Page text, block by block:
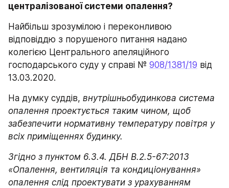
централізованої системи опалення?
Найбільш зрозумілою і переконливою
відповіддю з порушеного питання надано
колегією Центрального апеляційного
господарського суду у справі № 908/1381/19 від
13.03.2020.
На думку суддів, внутрішньобудинкова система
опалення проектується таким чином, щоб
забезпечити нормативну температуру повітря у
всіх приміщеннях будинку.
Згідно з пунктом 6.3.4. ДБН В.2.5-67:2013
«Опалення, вентиляція та кондиціонування»
опалення слід проектувати з урахуванням